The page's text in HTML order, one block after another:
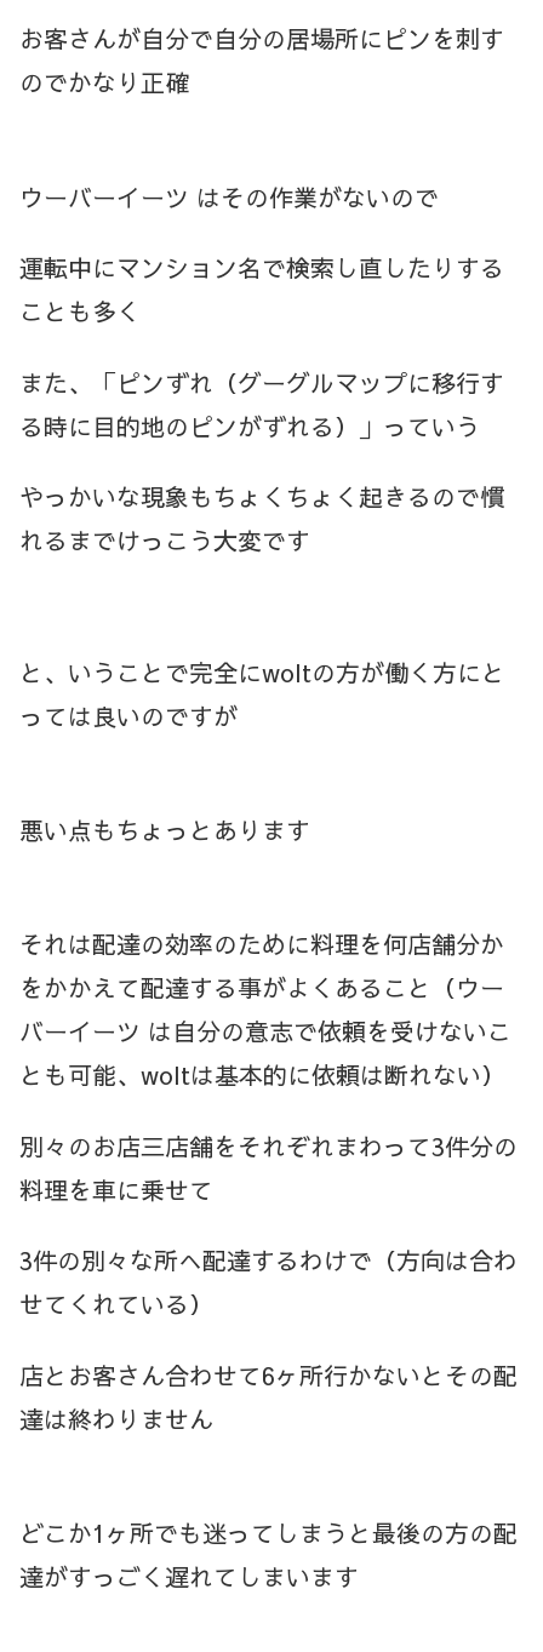
お客さんが自分で自分の居場所にピンを刺す
のでかなり正確
ウーバーイーツ はその作業がないので
運転中にマンション名で検索し直したりする
ことも多く
また、「ピンずれ（グーグルマップに移行す
る時に目的地のピンがずれる）」っていう
やっかいな現象もちょくちょく起きるので慣
れるまでけっこう大変です
と、いうことで完全にwoltの方が働く方にと
っては良いのですが
悪い点もちょっとあります
それは配達の効率のために料理を何店舗分か
をかかえて配達する事がよくあること（ウー
バーイーツ は自分の意志で依頼を受けないこ
とも可能、woltは基本的に依頼は断れない）
別々のお店三店舗をそれぞれまわって3件分の
料理を車に乗せて
3件の別々な所へ配達するわけで（方向は合わ
せてくれている）
店とお客さん合わせて6ヶ所行かないとその配
達は終わりません
どこか1ヶ所でも迷ってしまうと最後の方の配
達がすっごく遅れてしまいます